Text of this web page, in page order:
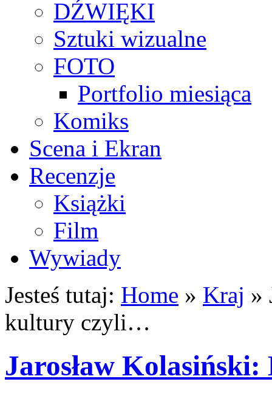
DŹWIĘKI
Sztuki wizualne
FOTO
Portfolio miesiąca
Komiks
Scena i Ekran
Recenzje
Książki
Film
Wywiady
Jesteś tutaj: Home » Kraj »
kultury czyli…
Jarosław